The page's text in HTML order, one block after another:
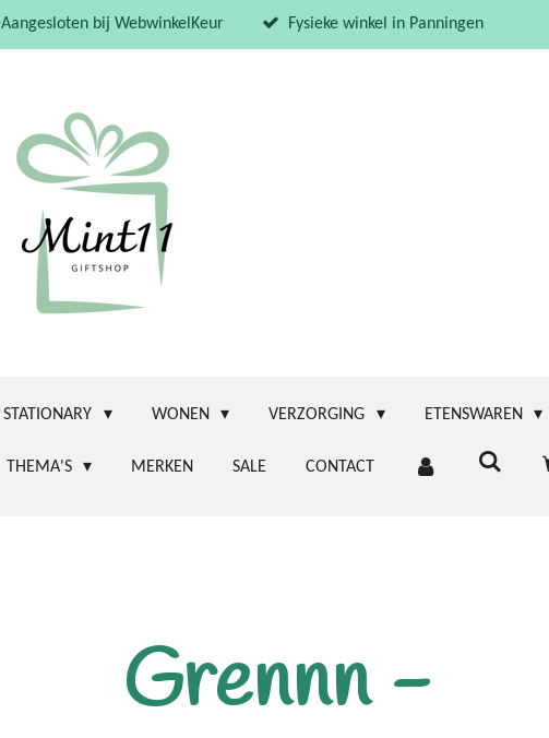
Aangesloten bij WebwinkelKeur Fysieke winkel in Panningen
STATIONARY WONEN VERZORGING ETENSWAREN
THEMA'S MERKEN SALE CONTACT
Grennn -